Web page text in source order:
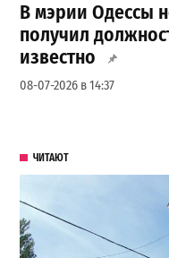
В мэрии Одессы
получил
известно
08-07-2026 в 14:37
ЧИТАЮТ